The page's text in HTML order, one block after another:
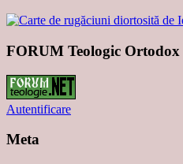
FORUM Teologic Ortodox
Autentificare
Meta